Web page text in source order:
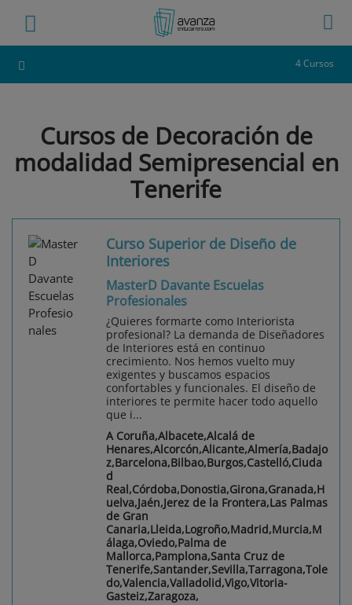
4 Cursos
Cursos de Decoración de
modalidad Semipresencial en
Tenerife
Curso Superior de Diseño de
Interiores
MasterD Davante Escuelas
Profesionales
¿Quieres formarte como Interiorista
profesional? La demanda de Diseñadores
de Interiores está en continuo
crecimiento. Nos hemos vuelto muy
exigentes y buscamos espacios
confortables y funcionales. El diseño de
interiores te permite hacer todo aquello
que i...
A Coruña,Albacete,Alcalá de
Henares,Alcorcón,Alicante,Almería,Badajo
z,Barcelona,Bilbao,Burgos,Castelló,Ciuda
d
Real,Córdoba,Donostia,Girona,Granada,H
uelva,Jaén,Jerez de la Frontera,Las Palmas
de Gran
Canaria,Lleida,Logroño,Madrid,Murcia,M
álaga,Oviedo,Palma de
Mallorca,Pamplona,Santa Cruz de
Tenerife,Santander,Sevilla,Tarragona,Tole
do,Valencia,Valladolid,Vigo,Vitoria-
Gasteiz,Zaragoza,